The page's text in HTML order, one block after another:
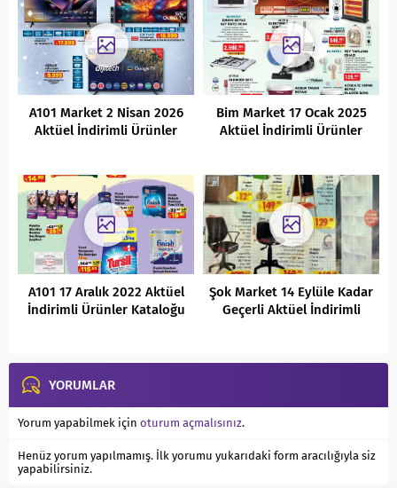
A101 Market 2 Nisan 2026
Aktüel İndirimli Ürünler
Bim Market 17 Ocak 2025
Aktüel İndirimli Ürünler
A101 17 Aralık 2022 Aktüel
İndirimli Ürünler Kataloğu
Şok Market 14 Eylüle Kadar
Geçerli Aktüel İndirimli
YORUMLAR
Yorum yapabilmek için oturum açmalısınız.
Henüz yorum yapılmamış. İlk yorumu yukarıdaki form aracılığıyla siz
yapabilirsiniz.